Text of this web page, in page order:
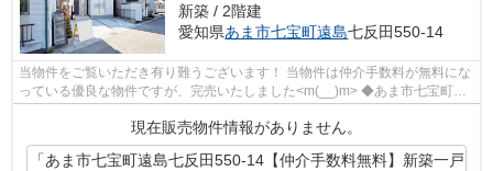
新築 / 2階建
愛知県あま市七宝町遠島七反田550-14
当物件をご覧いただき有り難うございます！ 当物件は仲介手数料が無料にな
っている優良な物件ですが、完売いたしました<m(__)m> ◆あま市七宝町遠
現在販売物件情報がありません。
「あま市七宝町遠島七反田550-14【仲介手数料無料】新築一戸